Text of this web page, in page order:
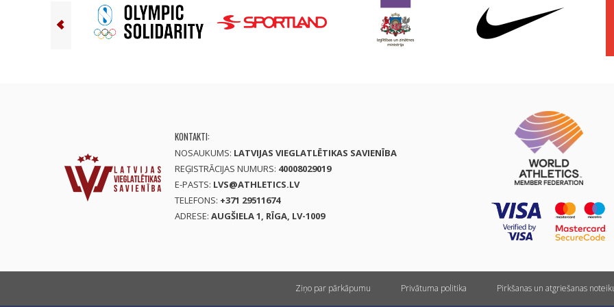
KONTAKTI:
NOSAUKUMS: LATVIJAS VIEGLATLĒTIKAS SAVIENĪBA
REĢISTRĀCIJAS NUMURS: 40008029019
E-PASTS: LVS@ATHLETICS.LV
TELEFONS: +371 29511674
ADRESE: AUGŠIELA 1, RĪGA, LV-1009
Ziņo par pārkāpumu Privātuma politika Pirkšanas un atgriešanas